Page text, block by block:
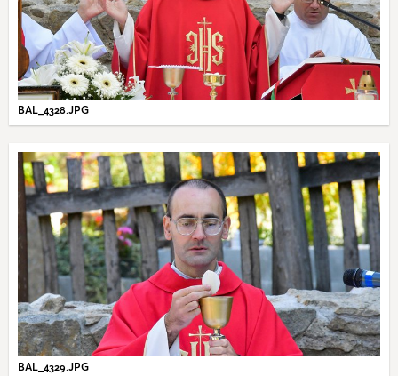
BAL_4328.JPG
BAL_4329.JPG